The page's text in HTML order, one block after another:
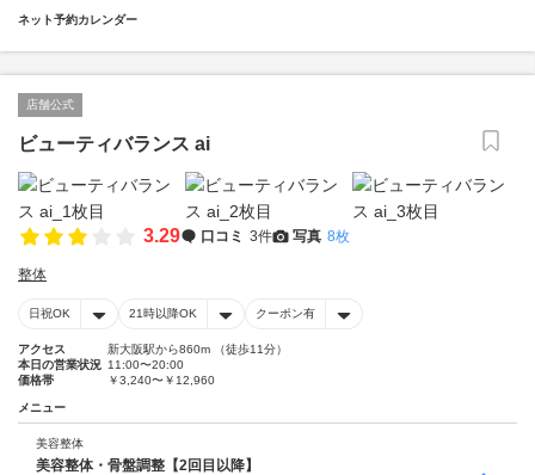
ネット予約カレンダー
店舗公式
ビューティバランス ai
3.29 口コミ 3件 写真 8枚
整体
日祝OK 21時以降OK クーポン有
アクセス
新大阪駅から860m （徒歩11分）
本日の営業状況 11:00〜20:00
価格帯
￥3,240〜￥12,960
メニュー
美容整体
美容整体・骨盤調整【2回目以降】